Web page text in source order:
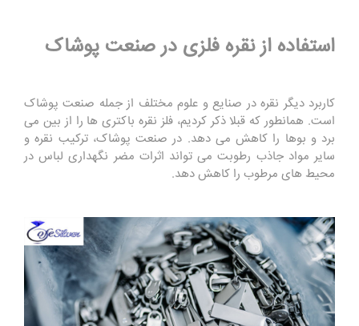
استفاده از نقره فلزی در صنعت پوشاک
کاربرد دیگر نقره در صنایع و علوم مختلف از جمله صنعت پوشاک
است. همانطور که قبلا ذکر کردیم، فلز نقره باکتری ها را از بین می
برد و بوها را کاهش می دهد. در صنعت پوشاک، ترکیب نقره و
سایر مواد جاذب رطوبت می تواند اثرات مضر نگهداری لباس در
محیط های مرطوب را کاهش دهد.